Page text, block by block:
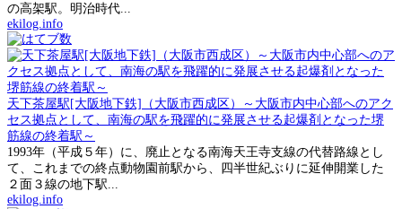
の高架駅。明治時代...
ekilog.info
天下茶屋駅[大阪地下鉄]（大阪市西成区）～大阪市内中心部へのアク
セス拠点として、南海の駅を飛躍的に発展させる起爆剤となった堺
筋線の終着駅～
1993年（平成５年）に、廃止となる南海天王寺支線の代替路線とし
て、これまでの終点動物園前駅から、四半世紀ぶりに延伸開業した
２面３線の地下駅...
ekilog.info